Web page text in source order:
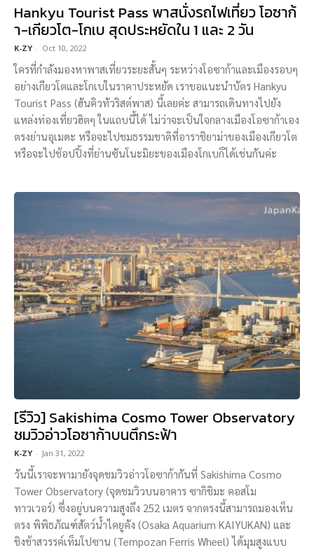
Hankyu Tourist Pass พาสนั่งรถไฟเที่ยว โอซาก้
า-เกียวโต-โกเบ สุดประหยัดใน 1 และ 2 วัน
K-ZY - Oct 10, 2022
ใครที่กำลังมองหาพาสเที่ยวระยะสั้นๆ ระหว่างโอซาก้าและเมืองรอบๆ
อย่างเกียวโตและโกเบในราคาประหยัด เราขอแนะนำบัตร Hankyu
Tourist Pass (ฮันคิวทัวริสต์พาส) นี้เลยค่ะ สามารถเดินทางไปยัง
แหล่งท่องเที่ยวฮิตๆ ในแถบนี้ได้ ไม่ว่าจะเป็นใจกลางเมืองโอซาก้าเอง
ตรงย่านอุเมดะ หรือจะไปชมธรรมชาติที่อาราชิยาม่าของเมืองเกียวโต
หรือจะไปช้อปปิ้งที่ย่านซันโนะมิยะของเมืองโกเบก็ได้เช่นกันค่ะ
[รีวิว] Sakishima Cosmo Tower Observatory
ชมวิวอ่าวโอซาก้าบนตึกระฟ้า
K-ZY - Jan 31, 2022
วันนี้เราจะพามายังจุดชมวิวอ่าวโอซาก้ากันที่ Sakishima Cosmo
Tower Observatory (จุดชมวิวบนอาคาร ซากิชิมะ คอสโม
ทาวเวอร์) ซึ่งอยู่บนความสูงถึง 252 เมตร จากตรงนี้สามารถมองเห็น
ตรง พิพิธภัณฑ์สัตว์น้ำไคยูคัง (Osaka Aquarium KAIYUKAN) และ
ชิงช้าสวรรค์เท็มโปซาน (Tempozan Ferris Wheel) ได้มุมสูงแบบ